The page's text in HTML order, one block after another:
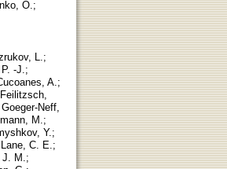
O. ;
L. ;
-J. ;
A. ;
Goeger-Neff,
M. ;
Y. ;
Lane, C. E. ;
M. ;